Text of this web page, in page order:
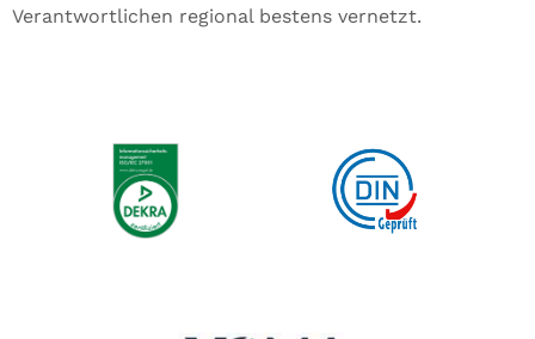
Verantwortlichen regional bestens vernetzt.